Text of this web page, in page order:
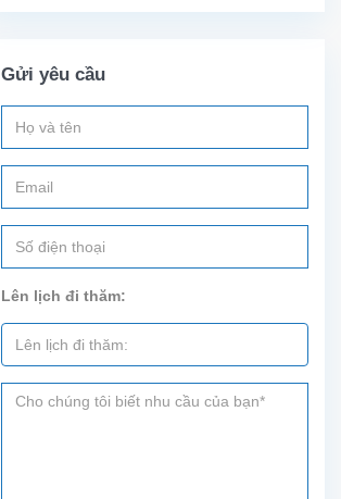
Gửi yêu cầu
Lên lịch đi thăm: